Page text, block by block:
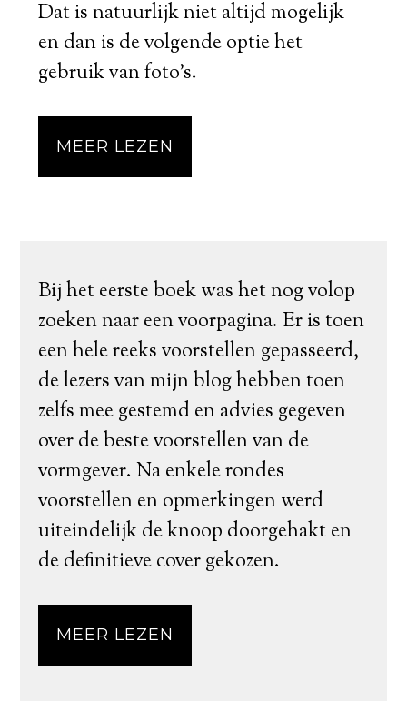
Dat is natuurlijk niet altijd mogelijk
en dan is de volgende optie het
gebruik van foto's.
MEER LEZEN
Bij het eerste boek was het nog volop
zoeken naar een voorpagina. Er is toen
een hele reeks voorstellen gepasseerd,
de lezers van mijn blog hebben toen
zelfs mee gestemd en advies gegeven
over de beste voorstellen van de
vormgever. Na enkele rondes
voorstellen en opmerkingen werd
uiteindelijk de knoop doorgehakt en
de definitieve cover gekozen.
MEER LEZEN